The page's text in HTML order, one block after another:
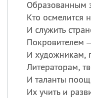
Образованным
Кто осмелится
И служить
Покровителем
И художникам,
Литераторам,
И таланты
Их учить и